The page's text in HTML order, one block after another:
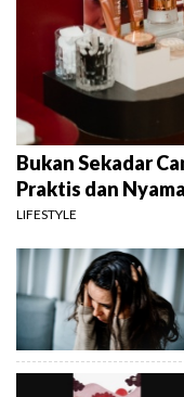
Bukan Sekadar
Praktis dan
LIFESTYLE